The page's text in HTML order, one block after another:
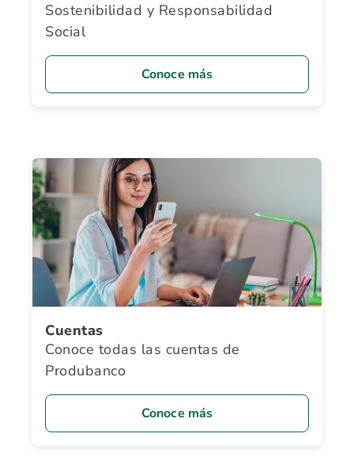
Sostenibilidad y Responsabilidad
Social
Conoce más
Cuentas
Conoce todas las cuentas de
Produbanco
Conoce más